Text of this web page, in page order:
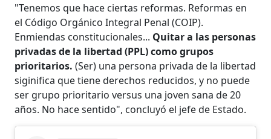
"Tenemos que hace ciertas reformas. Reformas en
el Código Orgánico Integral Penal (COIP).
Enmiendas constitucionales... Quitar a las personas
privadas de la libertad (PPL) como grupos
prioritarios. (Ser) una persona privada de la libertad
siginifica que tiene derechos reducidos, y no puede
ser grupo prioritario versus una joven sana de 20
años. No hace sentido", concluyó el jefe de Estado.